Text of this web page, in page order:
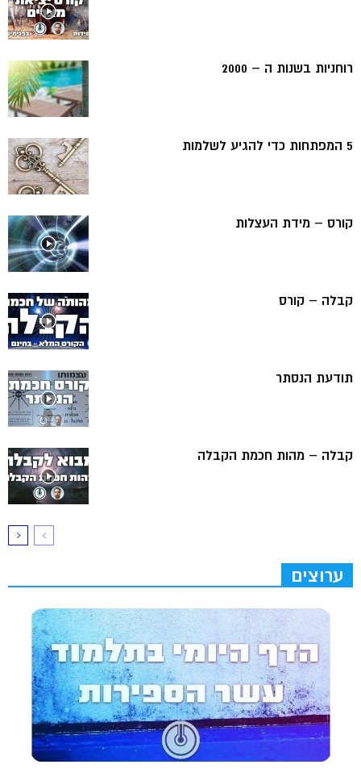
רוחניות בשנות ה – 2000
5 המפתחות כדי להגיע לשלמות
קורס – מידת העצלות
קבלה – קורס
תודעת הנסתר
קבלה – מהות חכמת הקבלה
ערוצים